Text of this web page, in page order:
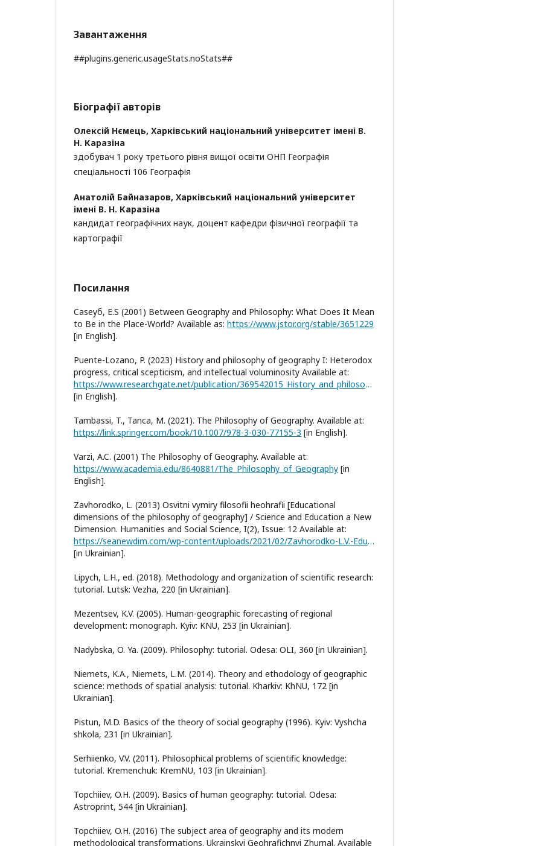
Завантаження
##plugins.generic.usageStats.noStats##
Біографії авторів
Олексій Нємець, Харківський національний університет імені В.
Н. Каразіна
здобувач 1 року третього рівня вищої освіти ОНП Географія
спеціальності 106 Географія
Анатолій Байназаров, Харківський національний університет
імені В. Н. Каразіна
кандидат географічних наук, доцент кафедри фізичної географії та
картографії
Посилання
Caseyб, E.S (2001) Between Geography and Philosophy: What Does It Mean
to Be in the Place-World? Available as: https://www.jstor.org/stable/3651229
[in English].
Puente-Lozano, P. (2023) History and philosophy of geography I: Heterodox
progress, critical scepticism, and intellectual voluminosity Available at:
https://www.researchgate.net/publication/369542015_History_and_philosophy_of_geography_I_Heterodox_progress_critical_scepticism_and_intellectual_voluminosity
[in English].
Tambassi, T., Tanca, M. (2021). The Philosophy of Geography. Available at:
https://link.springer.com/book/10.1007/978-3-030-77155-3 [in English].
Varzi, A.C. (2001) The Philosophy of Geography. Available at:
https://www.academia.edu/8640881/The_Philosophy_of_Geography [in
English].
Zavhorodko, L. (2013) Osvitni vymiry filosofii heohrafii [Educational
dimensions of the philosophy of geography] / Science and Education a New
Dimension. Humanities and Social Science, I(2), Issue: 12 Available at:
https://seanewdim.com/wp-content/uploads/2021/02/Zavhorodko-L.V.-Educational-dimensions-of-the-philosophy-of-geography.pdf
[in Ukrainian].
Lipych, L.H., ed. (2018). Methodology and organization of scientific research:
tutorial. Lutsk: Vezha, 220 [in Ukrainian].
Mezentsev, K.V. (2005). Human-geographic forecasting of regional
development: monograph. Kyiv: KNU, 253 [in Ukrainian].
Nadybska, O. Ya. (2009). Philosophy: tutorial. Odesa: OLI, 360 [in Ukrainian].
Niemets, K.A., Niemets, L.M. (2014). Theory and ethodology of geographic
science: methods of spatial analysis: tutorial. Kharkiv: KhNU, 172 [in
Ukrainian].
Pistun, M.D. Basics of the theory of social geography (1996). Kyiv: Vyshcha
shkola, 231 [in Ukrainian].
Serhiienko, V.V. (2011). Philosophical problems of scientific knowledge:
tutorial. Kremenchuk: KremNU, 103 [in Ukrainian].
Topchiiev, O.H. (2009). Basics of human geography: tutorial. Odesa:
Astroprint, 544 [in Ukrainian].
Topchiiev, O.H. (2016) The subject area of geography and its modern
methodological transformations. Ukrainskyi Geohrafichnyi Zhurnal. Available